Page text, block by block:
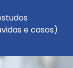
e casos)